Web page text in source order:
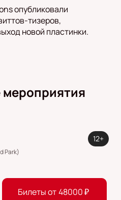
опубликовали
тизеров,
новой пластинки.
Park)
12+
Билеты от48000₽